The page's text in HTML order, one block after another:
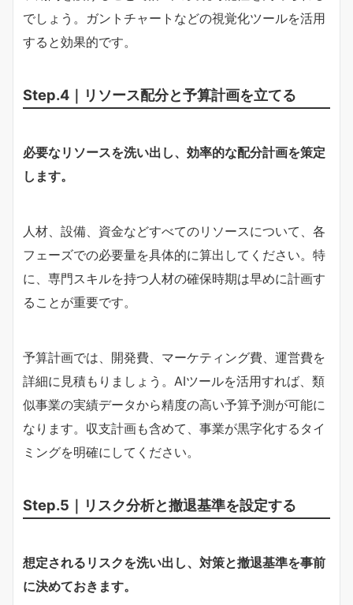
でしょう。ガントチャートなどの視覚化ツールを活用
すると効果的です。
Step.4｜リソース配分と予算計画を立てる
必要なリソースを洗い出し、効率的な配分計画を策定
します。
人材、設備、資金などすべてのリソースについて、各
フェーズでの必要量を具体的に算出してください。特
に、専門スキルを持つ人材の確保時期は早めに計画す
ることが重要です。
予算計画では、開発費、マーケティング費、運営費を
詳細に見積もりましょう。AIツールを活用すれば、類
似事業の実績データから精度の高い予算予測が可能に
なります。収支計画も含めて、事業が黒字化するタイ
ミングを明確にしてください。
Step.5｜リスク分析と撤退基準を設定する
想定されるリスクを洗い出し、対策と撤退基準を事前
に決めておきます。